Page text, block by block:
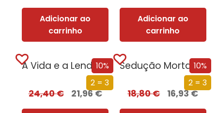
Adicionar ao
carrinho
Adicionar ao
carrinho
10%
2 = 3
A Vida e a Lenda do Sultão Saladino
24,40€ 21,96€
10%
2 = 3
Sedução Mortal (Nova Edição)
18,80€ 16,93€